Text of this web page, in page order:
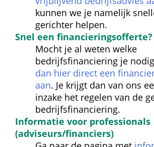
kunnen we je namelijk
gerichter helpen.
Snel een financieringsofferte?
Mocht je al weten welke
bedrijfsfinanciering je
dan hier direct een
aan. Je krijgt dan van ons
inzake het regelen van de
bedrijfsfinanciering.
Informatie voor professionals
(adviseurs/financiers)